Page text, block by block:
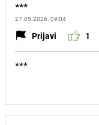
***
27.05.2026. 09:04
Prijavi 1
***